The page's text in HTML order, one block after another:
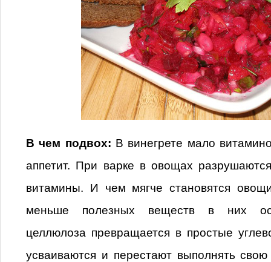
В чем подвох: В винегрете мало
аппетит. При варке в овощах
витамины. И чем мягче становятся
меньше полезных веществ в них
целлюлоза превращается в простые
усваиваются и перестают выполнять